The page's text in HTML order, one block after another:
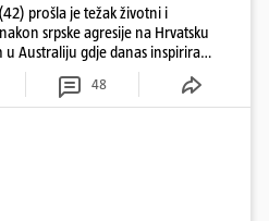
prošla je težak životni i
srpske agresije na Hrvatsku
Australiju gdje danas inspirira
48